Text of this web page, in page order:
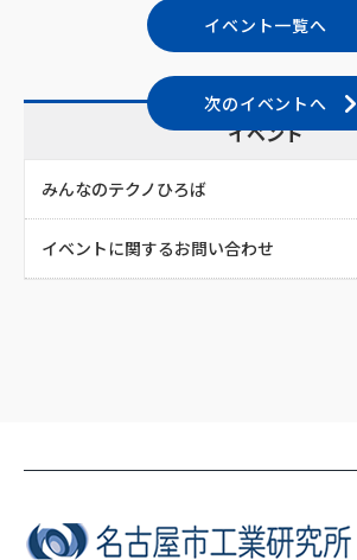
イベント一覧へ
次のイベントへ
イベント
みんなのテクノひろば
イベントに関するお問い合わせ